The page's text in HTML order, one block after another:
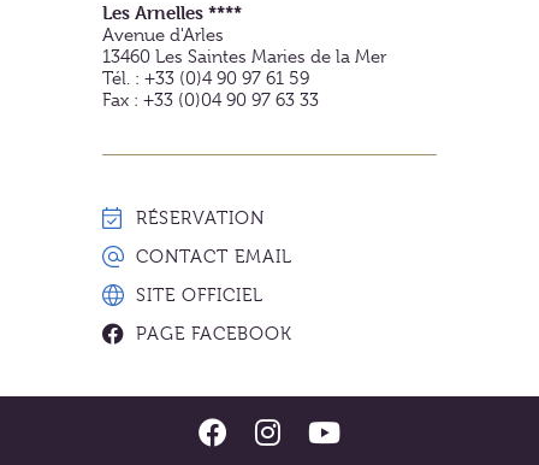
Les Arnelles ****
Avenue d'Arles
13460 Les Saintes Maries de la Mer
Tél. : +33 (0)4 90 97 61 59
Fax : +33 (0)04 90 97 63 33
RÉSERVATION
CONTACT EMAIL
SITE OFFICIEL
PAGE FACEBOOK